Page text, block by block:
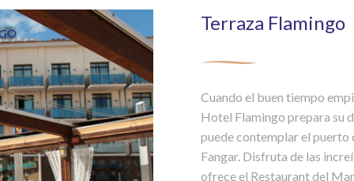
Terraza Flamingo
Cuando el buen tiempo
Hotel Flamingo prepara su
puede contemplar el puerto
Fangar. Disfruta de las
ofrece el Restaurant del